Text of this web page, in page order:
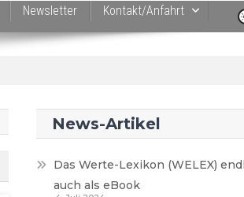
Newsletter Kontakt/Anfahrt
News-Artikel
Das Werte-Lexikon (WELEX)
auch als eBook